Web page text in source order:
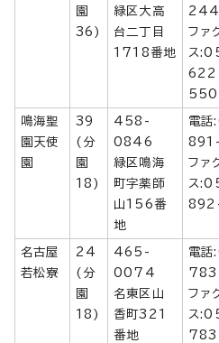
園
36)
緑区大高
台二丁目
1718番地
ファ
ス
鳴海聖
園天使
園
39
(分
園
18)
458-
0846
緑区鳴海
町字薬師
山156番
地
電
ファ
ス
名古屋
若松寮
24
(分
園
18)
465-
0074
名東区山
香町321
番地
電
ファ
ス